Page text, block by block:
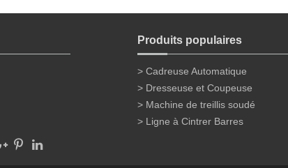
Produits populaires
> Cadreuse Automatique
> Dresseuse et Coupeuse
> Machine de treillis soudé
> Ligne à Cintrer Barres